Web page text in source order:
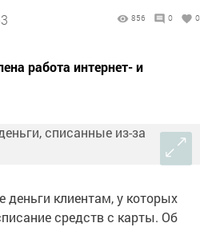
856 0 0
работа интернет- и
деньги клиентам, у которых
средств с карты. Об